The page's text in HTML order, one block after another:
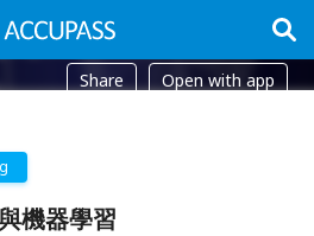
Share Open with app
機器學習